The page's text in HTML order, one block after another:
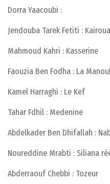
Dorra Yaacoubi :
Jendouba Tarek Fetiti :
Mahmoud Kahri : Kasserine
Faouzia Ben Fodha : La
Kamel Harraghi : Le Kef
Tahar Fdhil : Medenine
Abdelkader Ben Dhifallah :
Noureddine Mrabti : Siliana
Abderraouf Chebbi : Tozeur